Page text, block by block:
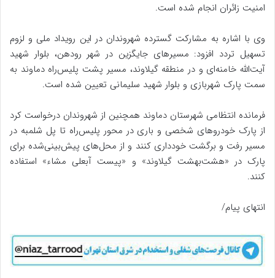
امنیت زائران انجام شده است.
وی با اشاره به مشارکت گسترده شهروندان در این رویداد ملی و لزوم
تسهیل تردد افزود: مسیرهای جایگزین در شهر رودهن، بلوار شهید
آیت‌الله خامنه‌ای و در منطقه گیلاوند، مسیر پشت پلیس‌راه دماوند به
سمت پارک شهربازی و بلوار شهید سلیمانی تعیین شده است.
فرمانده انتظامی شهرستان دماوند همچنین از شهروندان درخواست کرد
از پارک خودروهای شخصی و باری در محور پلیس‌راه تا پل شلمبه در
مسیر رفت و برگشت خودداری کنند و از محل‌های پیش‌بینی‌شده برای
پارک در «هشت‌بهشت گیلاوند» و «پیست آبعلی مشاء» استفاده
کنند.
انتهای پیام/